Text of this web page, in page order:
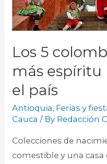
Los 5
más espíritu
el país
Antioquia, Ferias y
Cauca / By Redacción
Colecciones de
comestible y una casa